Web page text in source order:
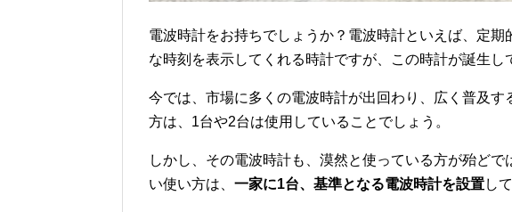
電波時計をお持ちでしょうか？電波時計といえば、定
な時刻を表示してくれる時計ですが、この時計が誕生し
今では、市場に多くの電波時計が出回わり、広く普及
方は、1台や2台は使用していることでしょう。
しかし、その電波時計も、漠然と使っている方が殆ど
い使い方は、 一家に1台、基準となる電波時計を設置し